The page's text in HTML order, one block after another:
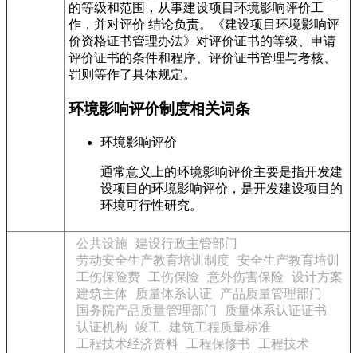
的等级和范围，从事建设项目环境影响评价工
作，并对评价 结论负责。《建设项目环境影响评
价资格证书管理办法》对评价证书的等级、申请
评价证书的条件和程序、评价证书管理与考核、
罚则等作了具体规定。
环境影响评价制度相关词条
环境影响评价
通常意义上的环境影响评价主要是指开发建
设项目的环境影响评价，是开发建设项目的
环境可行性研究。
公共设施
建设行政主管部门
劳动安全生产教育培训制度
安全生产教育培训
工伤保险费
工伤保险 意外伤害保险
设计方案
建筑主体
质量体系认证
产品质量管理部门
国务院产品质量管理部门
质量体系认证证书
认证机构
竣工
建筑工程质量标准
工程技术经济资料
工程保修书
工程技术